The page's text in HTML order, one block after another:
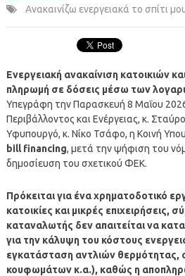
Ανακαινίζω ενεργειακά το σπίτι
Ενεργειακή ανακαίνιση κατοικιών
πληρωμή σε δόσεις μέσω των
Υπεγράφη την Παρασκευή 8 Μαΐου
Περιβάλλοντος και Ενέργειας, κ.
Υφυπουργό, κ. Νίκο Τσάφο, η Κοινή
bill financing, μετά την ψήφιση του
δημοσίευση του σχετικού ΦΕΚ.
Πρόκειται για ένα χρηματοδοτικό
κατοικίες και μικρές επιχειρήσεις,
καταναλωτής δεν απαιτείται να
για την κάλυψη του κόστους
εγκατάσταση αντλιών θερμότητας,
κουφωμάτων κ.α.), καθώς η